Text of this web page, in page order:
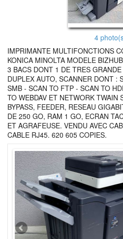
4
IMPRIMANTE MULTIFONCTIONS
KONICA MINOLTA MODELE
3 BACS DONT 1 DE TRES
DUPLEX AUTO, SCANNER DONT :
SMB - SCAN TO FTP - SCAN TO
TO WEBDAV ET NETWORK TWAIN
BYPASS, FEEDER, RESEAU
DE 250 GO, RAM 1 GO, ECRAN
ET AGRAFEUSE. VENDU AVEC
CABLE RJ45. 620 605 COPIES.